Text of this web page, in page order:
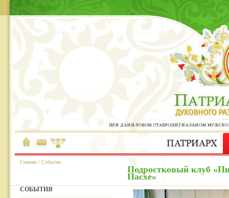
Главная /События
Подростковый клуб
Пасхе»
СОБЫТИЯ